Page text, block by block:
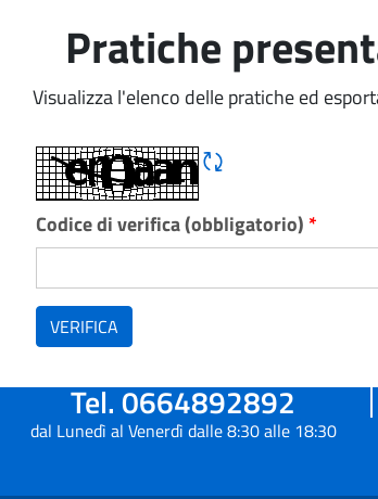
Pratiche
Visualizza l'elenco delle pratiche ed
Rigene CAPTCHA
Codice di verifica (obbligatorio) *
VERIFICA
Tel. 0664892892
dal Lunedì al Venerdì dalle 8:30 alle 18:30